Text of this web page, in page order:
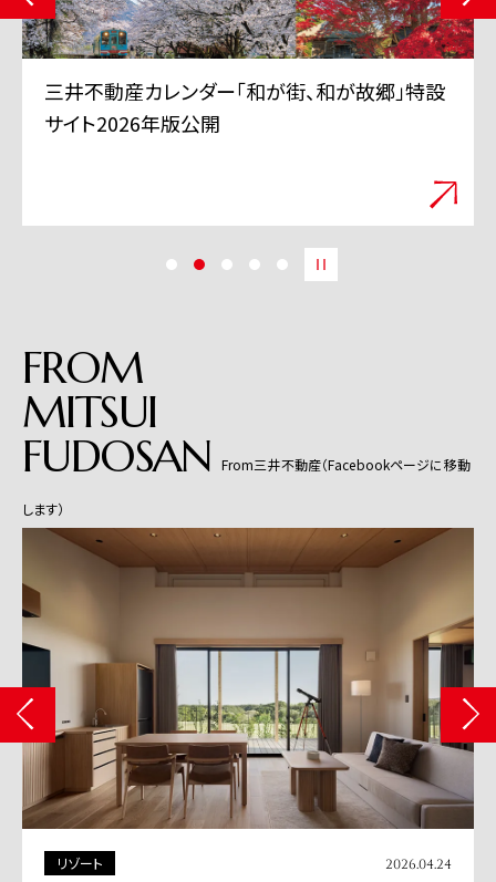
三井不動産 TVCMシリーズ「三井のすずちゃん」
「スーパープレイ」篇 6月11日から全国で放映
FROM
MITSUI
FUDOSAN From三井不動産（Facebookページに移動
します）
商業施設 2026.04.13